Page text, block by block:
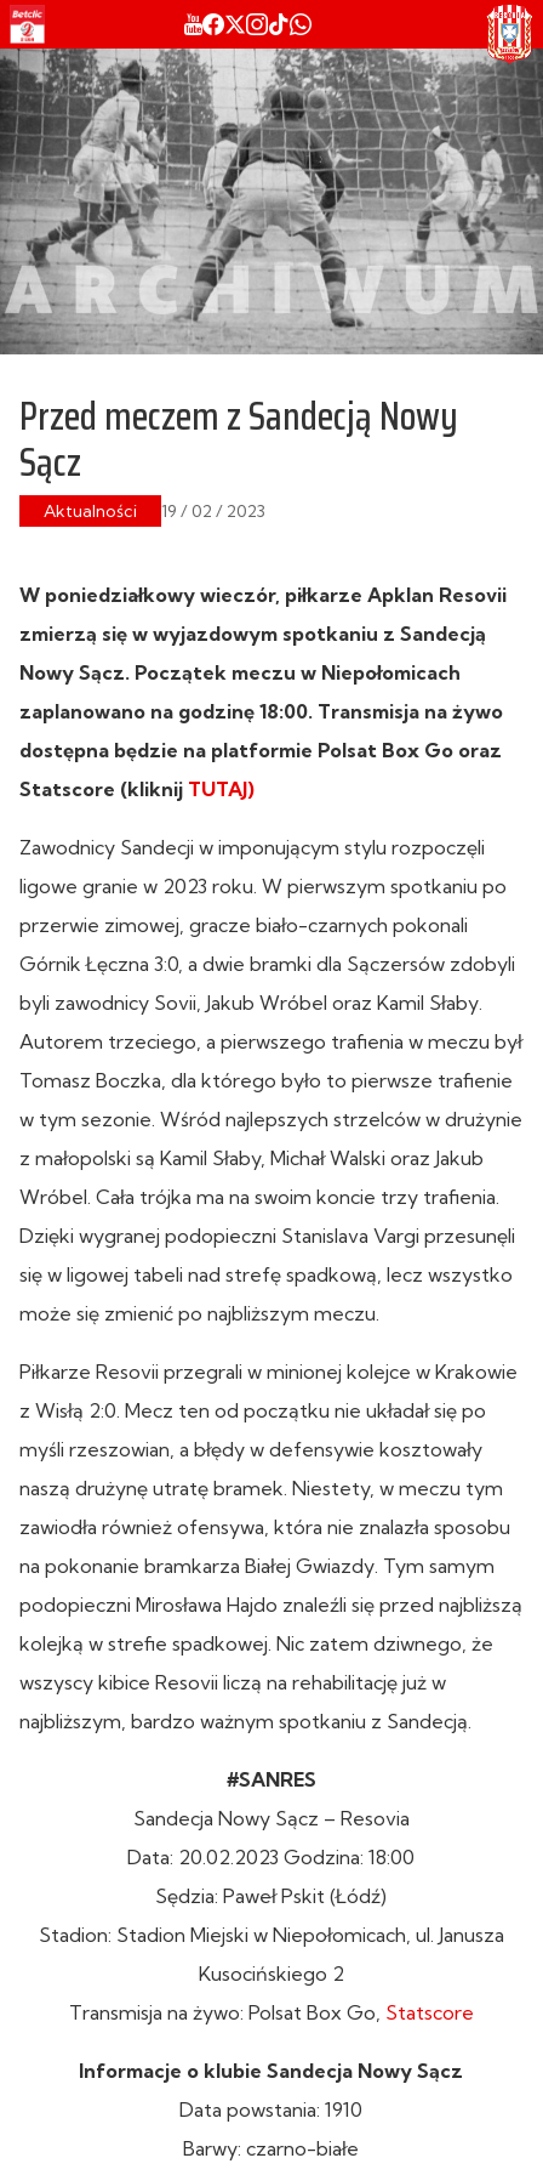
Przed meczem z Sandecją Nowy
Sącz
Aktualności 19 / 02 / 2023
W poniedziałkowy wieczór, piłkarze Apklan Resovii
zmierzą się w wyjazdowym spotkaniu z Sandecją
Nowy Sącz. Początek meczu w Niepołomicach
zaplanowano na godzinę 18:00. Transmisja na żywo
dostępna będzie na platformie Polsat Box Go oraz
Statscore (kliknij TUTAJ)
Zawodnicy Sandecji w imponującym stylu rozpoczęli
ligowe granie w 2023 roku. W pierwszym spotkaniu po
przerwie zimowej, gracze biało-czarnych pokonali
Górnik Łęczna 3:0, a dwie bramki dla Sączersów zdobyli
byli zawodnicy Sovii, Jakub Wróbel oraz Kamil Słaby.
Autorem trzeciego, a pierwszego trafienia w meczu był
Tomasz Boczka, dla którego było to pierwsze trafienie
w tym sezonie. Wśród najlepszych strzelców w drużynie
z małopolski są Kamil Słaby, Michał Walski oraz Jakub
Wróbel. Cała trójka ma na swoim koncie trzy trafienia.
Dzięki wygranej podopieczni Stanislava Vargi przesunęli
się w ligowej tabeli nad strefę spadkową, lecz wszystko
może się zmienić po najbliższym meczu.
Piłkarze Resovii przegrali w minionej kolejce w Krakowie
z Wisłą 2:0. Mecz ten od początku nie układał się po
myśli rzeszowian, a błędy w defensywie kosztowały
naszą drużynę utratę bramek. Niestety, w meczu tym
zawiodła również ofensywa, która nie znalazła sposobu
na pokonanie bramkarza Białej Gwiazdy. Tym samym
podopieczni Mirosława Hajdo znaleźli się przed najbliższą
kolejką w strefie spadkowej. Nic zatem dziwnego, że
wszyscy kibice Resovii liczą na rehabilitację już w
najbliższym, bardzo ważnym spotkaniu z Sandecją.
#SANRES
Sandecja Nowy Sącz – Resovia
Data: 20.02.2023 Godzina: 18:00
Sędzia: Paweł Pskit (Łódź)
Stadion: Stadion Miejski w Niepołomicach, ul. Janusza
Kusocińskiego 2
Transmisja na żywo: Polsat Box Go, Statscore
Informacje o klubie Sandecja Nowy Sącz
Data powstania: 1910
Barwy: czarno-białe